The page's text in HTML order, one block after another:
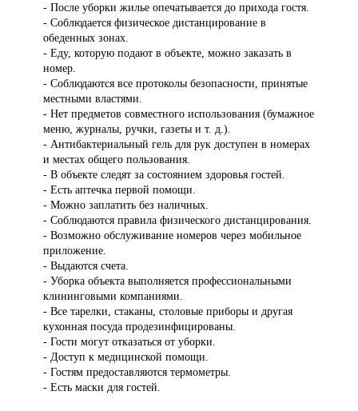
- После уборки жилье опечатывается до прихода гостя.
- Соблюдается физическое дистанцирование в
обеденных зонах.
- Еду, которую подают в объекте, можно заказать в
номер.
- Соблюдаются все протоколы безопасности, принятые
местными властями.
- Нет предметов совместного использования (бумажное
меню, журналы, ручки, газеты и т. д.).
- Антибактериальный гель для рук доступен в номерах
и местах общего пользования.
- В объекте следят за состоянием здоровья гостей.
- Есть аптечка первой помощи.
- Можно заплатить без наличных.
- Соблюдаются правила физического дистанцирования.
- Возможно обслуживание номеров через мобильное
приложение.
- Выдаются счета.
- Уборка объекта выполняется профессиональными
клининговыми компаниями.
- Все тарелки, стаканы, столовые приборы и другая
кухонная посуда продезинфицированы.
- Гости могут отказаться от уборки.
- Доступ к медицинской помощи.
- Гостям предоставляются термометры.
- Есть маски для гостей.